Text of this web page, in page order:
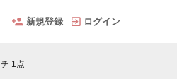
新規登録 ログイン
1点